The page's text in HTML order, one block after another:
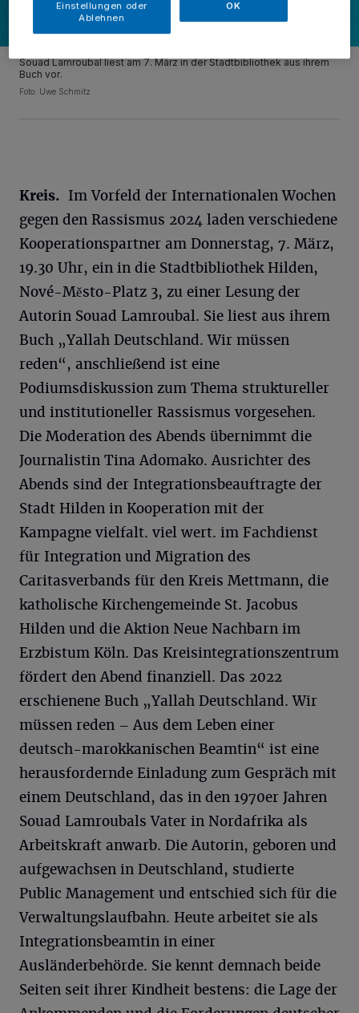
Souad Lamroubal liest am 7. März in der Stadtbibliothek aus ihrem
Buch vor.
Foto: Uwe Schmitz
Kreis. Im Vorfeld der Internationalen Wochen
gegen den Rassismus 2024 laden verschiedene
Kooperationspartner am Donnerstag, 7. März,
19.30 Uhr, ein in die Stadtbibliothek Hilden,
Nové-Město-Platz 3, zu einer Lesung der
Autorin Souad Lamroubal. Sie liest aus ihrem
Buch „Yallah Deutschland. Wir müssen
reden“, anschließend ist eine
Podiumsdiskussion zum Thema struktureller
und institutioneller Rassismus vorgesehen.
Die Moderation des Abends übernimmt die
Journalistin Tina Adomako. Ausrichter des
Abends sind der Integrationsbeauftragte der
Stadt Hilden in Kooperation mit der
Kampagne vielfalt. viel wert. im Fachdienst
für Integration und Migration des
Caritasverbands für den Kreis Mettmann, die
katholische Kirchengemeinde St. Jacobus
Hilden und die Aktion Neue Nachbarn im
Erzbistum Köln. Das Kreisintegrationszentrum
fördert den Abend finanziell. Das 2022
erschienene Buch „Yallah Deutschland. Wir
müssen reden – Aus dem Leben einer
deutsch-marokkanischen Beamtin“ ist eine
herausfordernde Einladung zum Gespräch mit
einem Deutschland, das in den 1970er Jahren
Souad Lamroubals Vater in Nordafrika als
Arbeitskraft anwarb. Die Autorin, geboren und
aufgewachsen in Deutschland, studierte
Public Management und entschied sich für die
Verwaltungslaufbahn. Heute arbeitet sie als
Integrationsbeamtin in einer
Ausländerbehörde. Sie kennt demnach beide
Seiten seit ihrer Kindheit bestens: die Lage der
Einstellungen oder
Ablehnen
OK